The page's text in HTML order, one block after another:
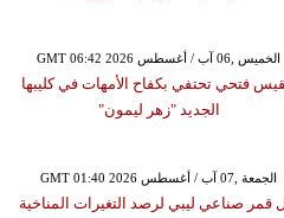
GMT 06:42 2026 الخميس ,06 آب / أغسطس
فتحي تحتفي بكفاح الأمهات في كليبها
الجديد "زهر ليمون"
GMT 01:40 2026 الجمعة ,07 آب / أغسطس
قمر صناعي ليبي لرصد التغيرات المناخية